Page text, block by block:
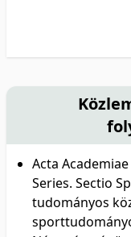
Acta
Series. Sectio
tudományos